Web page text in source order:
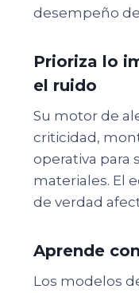
desempeño
Prioriza lo
el ruido
Su motor de
criticidad,
operativa para
materiales. El
de verdad
Aprende
Los modelos